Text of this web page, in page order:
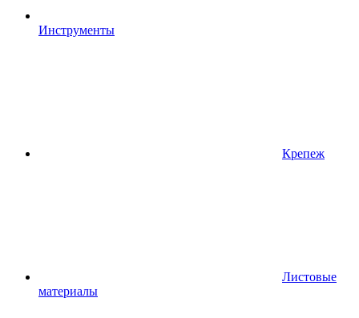
Инструменты
Крепеж
Листовые
материалы